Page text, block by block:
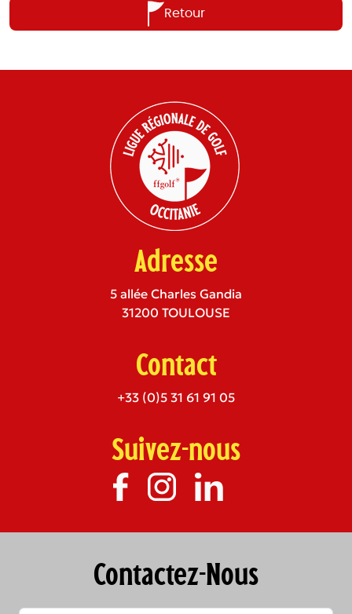
Retour
Adresse
5 allée Charles Gandia
31200 TOULOUSE
Contact
+33 (0)5 31 61 91 05
Suivez-nous
Contactez-Nous